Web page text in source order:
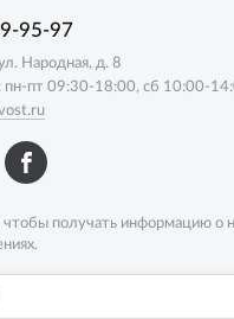
95-97
Народная, д. 8
пн-пт 09:30-18:00, сб 10:00-
получать информацию о